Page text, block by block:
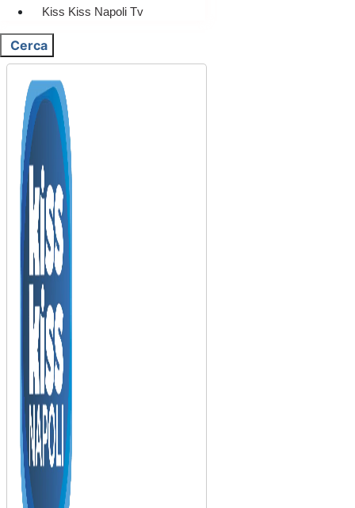
Kiss Kiss Napoli Tv
Cerca